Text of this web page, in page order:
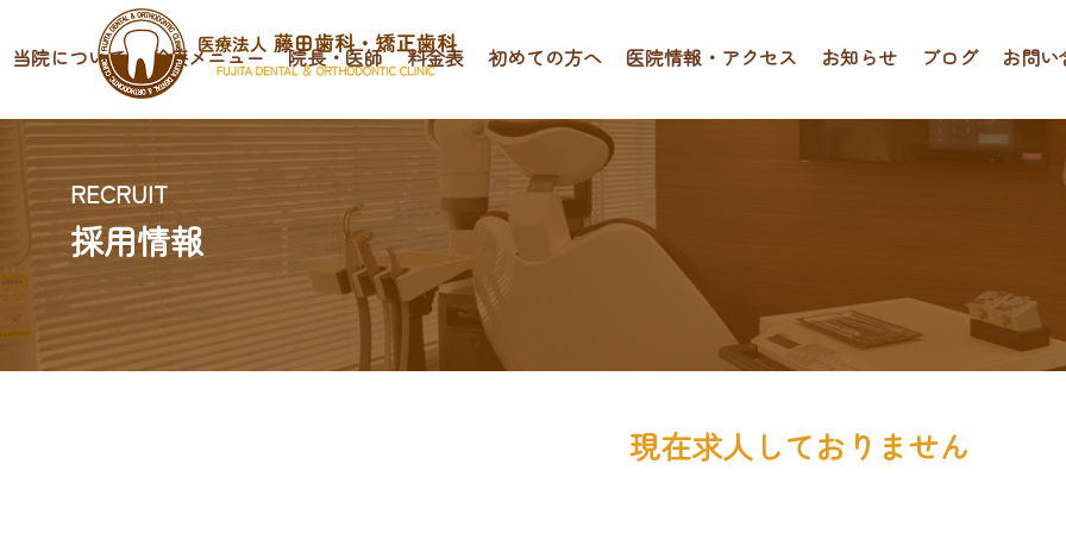
当院について 診療メニュー 院長・医師 料金表 初めての方へ 医院情報・アクセス お知らせ ブログ お問い
RECRUIT
採用情報
現在求人しておりません